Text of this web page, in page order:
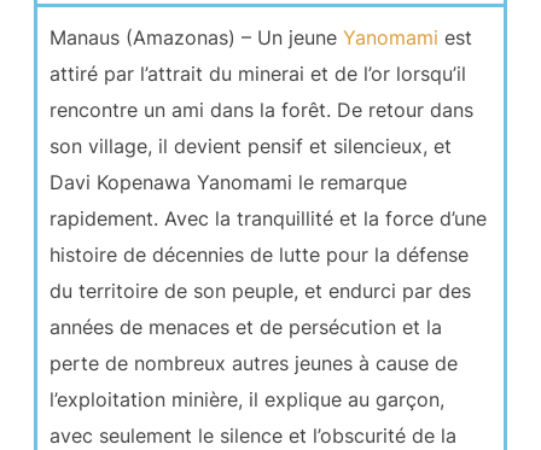
Manaus (Amazonas) – Un jeune Yanomami est
attiré par l’attrait du minerai et de l’or lorsqu’il
rencontre un ami dans la forêt. De retour dans
son village, il devient pensif et silencieux, et
Davi Kopenawa Yanomami le remarque
rapidement. Avec la tranquillité et la force d’une
histoire de décennies de lutte pour la défense
du territoire de son peuple, et endurci par des
années de menaces et de persécution et la
perte de nombreux autres jeunes à cause de
l’exploitation minière, il explique au garçon,
avec seulement le silence et l’obscurité de la